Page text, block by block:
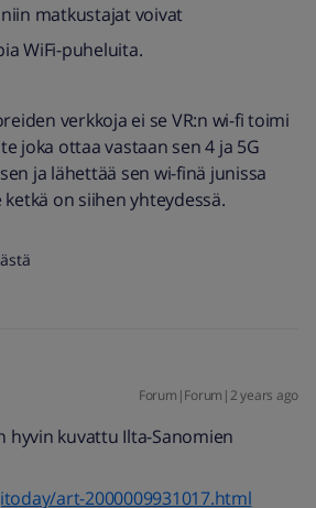
matkustajat voivat
WiFi-puheluita.
verkkoja ei se VR:n wi-fi toimi
joka ottaa vastaan sen 4 ja 5G
ja lähettää sen wi-finä junissa
on siihen yhteydessä.
Forum|Forum|2 years ago
hyvin kuvattu Ilta-Sanomien
art-2000009931017.html